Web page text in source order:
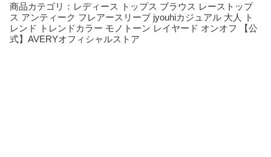
商品カテゴリ：レディース トップス ブラウス レーストップ
ス アンティーク フレアースリーブ jyouhiカジュアル 大人 ト
レンド トレンドカラー モノトーン レイヤード オンオフ 【公
式】AVERYオフィシャルストア